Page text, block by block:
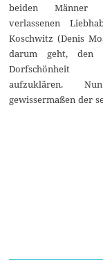
beiden
verlassenen
Koschwitz (Denis
darum geht, den
Dorfschönheit
aufzuklären.
gewissermaßen der